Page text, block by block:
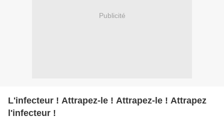
Publicité
L'infecteur ! Attrapez-le ! Attrapez-le ! Attrapez
l'infecteur !